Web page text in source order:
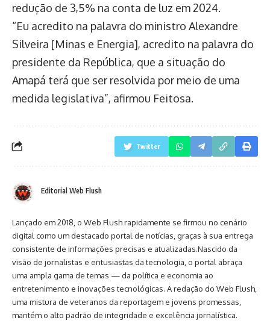
redução de 3,5% na conta de luz em 2024.
“Eu acredito na palavra do ministro Alexandre
Silveira [Minas e Energia], acredito na palavra do
presidente da República, que a situação do
Amapá terá que ser resolvida por meio de uma
medida legislativa”, afirmou Feitosa.
Twitter
Editorial Web Flush
Lançado em 2018, o Web Flush rapidamente se firmou no cenário
digital como um destacado portal de notícias, graças à sua entrega
consistente de informações precisas e atualizadas.Nascido da
visão de jornalistas e entusiastas da tecnologia, o portal abraça
uma ampla gama de temas — da política e economia ao
entretenimento e inovações tecnológicas. A redação do Web Flush,
uma mistura de veteranos da reportagem e jovens promessas,
mantém o alto padrão de integridade e excelência jornalística.